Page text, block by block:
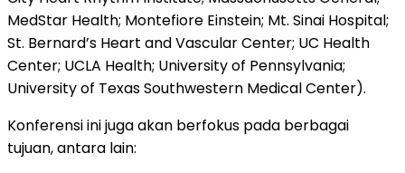
MedStar Health; Montefiore Einstein; Mt. Sinai Hospital;
St. Bernard’s Heart and Vascular Center; UC Health
Center; UCLA Health; University of Pennsylvania;
University of Texas Southwestern Medical Center).
Konferensi ini juga akan berfokus pada berbagai
tujuan, antara lain: